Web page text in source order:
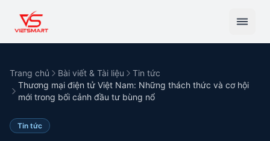
Trang chủ Bài viết & Tài liệu
Tin tức
Thương mại điện tử Việt Nam: Những thách thức và cơ hội
mới trong bối cảnh đầu tư bùng nổ
Tin tức